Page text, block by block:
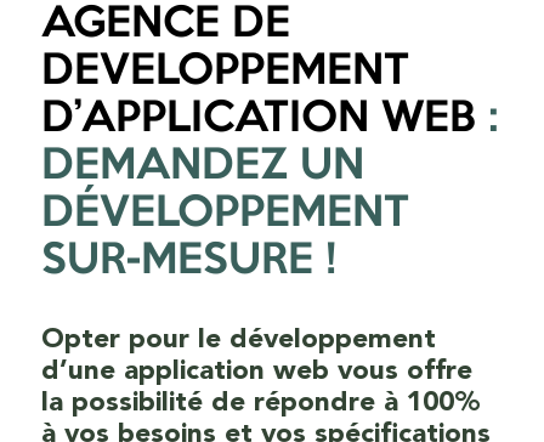
AGENCE DE
DEVELOPPEMENT
D’APPLICATION WEB :
DEMANDEZ UN
DÉVELOPPEMENT
SUR-MESURE !
Opter pour le développement
d’une application web vous offre
la possibilité de répondre à 100%
à vos besoins et vos spécifications